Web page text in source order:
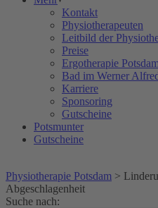
Kontakt
Physiotherapeuten
Leitbild der
Preise
Ergotherapie Potsdam
Bad im Werner
Karriere
Sponsoring
Gutscheine
Potsmunter
Gutscheine
Physiotherapie Potsdam >
Abgeschlagenheit
Suche nach: